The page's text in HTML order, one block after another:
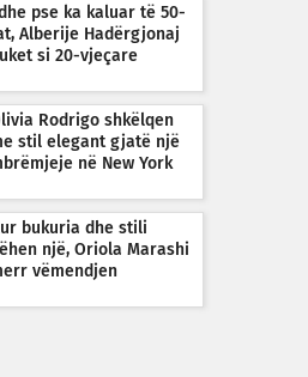
pse ka kaluar të 50-
Alberije Hadërgjonaj
si 20-vjeçare
Rodrigo shkëlqen
stil elegant gjatë një
në New York
bukuria dhe stili
një, Oriola Marashi
vëmendjen